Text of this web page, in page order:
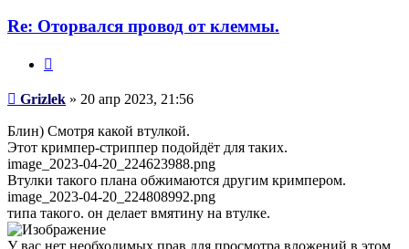
Re: Оторвался провод от клеммы.
Сообщение
Grizlek » 20 апр 2023, 21:56
Блин) Смотря какой втулкой.
Этот кримпер-стриппер подойдёт для таких.
image_2023-04-20_224623988.png
Втулки такого плана обжимаются другим кримпером.
image_2023-04-20_224808992.png
типа такого. он делает вмятину на втулке.